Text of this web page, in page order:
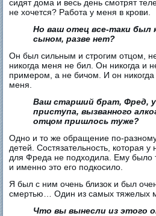
сидят дома и весь день смотрят
не хочется? Работа у меня в крови.
Но ваш отец все-таки был
сыном, разве нет?
Он был сильным и строгим отцом,
никогда меня не бил. Он никогда и
примером, а не бичом. И он никогда
меня.
Ваш старший брат, Фред,
приступа, вызванного
отцом пришлось туже?
Одно и то же обращение по-
детей. Состязательность, которая
для Фреда не подходила. Ему было
и именно это его подкосило.
Я был с ним очень близок и был
смертью… Один из самых тяжелых
Что вы вынесли из этого